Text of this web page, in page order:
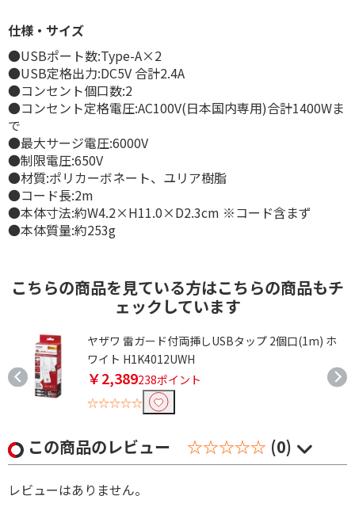
仕様・サイズ
●USBポート数:Type-A×2
●USB定格出力:DC5V 合計2.4A
●コンセント個口数:2
●コンセント定格電圧:AC100V(日本国内専用)合計1400Wま
で
●最大サージ電圧:6000V
●制限電圧:650V
●材質:ポリカーボネート、ユリア樹脂
●コード長:2m
●本体寸法:約W4.2×H11.0×D2.3cm ※コード含まず
●本体質量:約253g
こちらの商品を見ている方はこちらの商品もチ
ェックしています
ヤザワ 雷ガード付両挿しUSBタップ 2個口(1m) ホ
ワイト H1K4012UWH
￥2,389238ポイント
☆☆☆☆☆
この商品のレビュー ☆☆☆☆☆ (0)
レビューはありません。